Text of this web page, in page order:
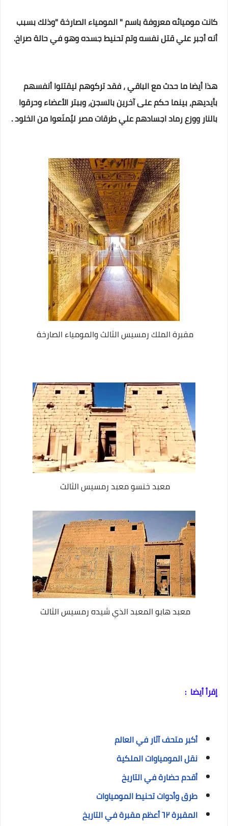
كانت موميائه معروفة باسم " المومياء الصارخة "وذلك بسبب
أنه أجبر علي قتل نفسه وتم تحنيط جسده وهو في حالة صراخ.
هذا أيضا ما حدث مع الباقي ، فقد تركوهم ليقتلوا أنفسهم
بأيديهم، بينما حكم على آخرين بالسجن، وببتر الأعضاء وحرقوا
بالنار ووزع رماد اجسادهم علي طرقات مصر ليُمنَعوا من الخلود .
مقبرة الملك رمسيس الثالث والمومياء الصارخة
معبد خنسو معبد رمسيس الثالث
معبد هابو المعبد الذي شيده رمسيس الثالث
إقرأ أيضا :
أكبر متحف آثار في العالم
نقل المومياوات الملكية
أقدم حضارة في التاريخ
طرق وأدوات تحنيط المومياوات
المقبرة ٦٢ أعظم مقبرة في التاريخ